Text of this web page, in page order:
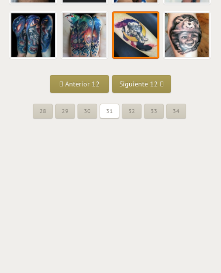
Anterior 12 Siguiente 12
28 29 30 31 32 33 34